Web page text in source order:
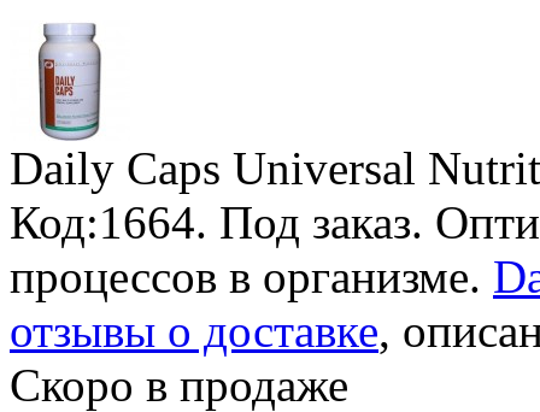
Daily Caps Universal
Код:1664. Под заказ.
процессов в организме.
отзывы о доставке,
Скоро в продаже